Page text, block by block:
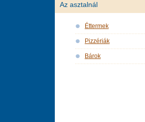
Az asztalnál
Éttermek
Pizzériák
Bárok